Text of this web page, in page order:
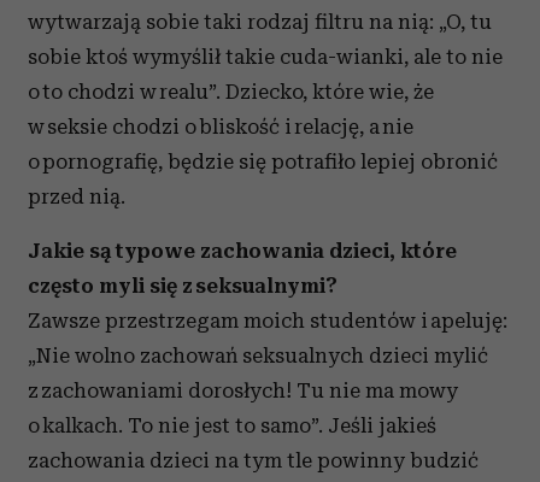
wytwarzają sobie taki rodzaj filtru na nią: „O, tu
sobie ktoś wymyślił takie cuda-wianki, ale to nie
o to chodzi w realu”. Dziecko, które wie, że
w seksie chodzi o bliskość i relację, a nie
o pornografię, będzie się potrafiło lepiej obronić
przed nią.
Jakie są typowe zachowania dzieci, które
często myli się z seksualnymi?
Zawsze przestrzegam moich studentów i apeluję:
„Nie wolno zachowań seksualnych dzieci mylić
z zachowaniami dorosłych! Tu nie ma mowy
o kalkach. To nie jest to samo”. Jeśli jakieś
zachowania dzieci na tym tle powinny budzić